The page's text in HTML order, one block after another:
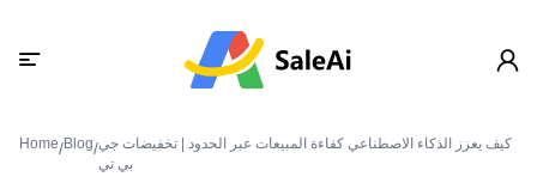
Home/Blog/كيف يعزز الذكاء الاصطناعي كفاءة المبيعات عبر الحدود | تخفيضات جي
بي تي